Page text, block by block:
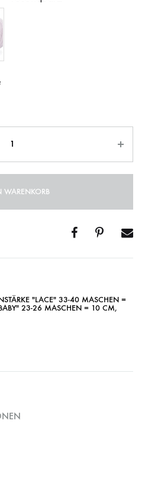
WARENKORB
"LACE" 33-40 MASCHEN =
23-26 MASCHEN = 10 CM,